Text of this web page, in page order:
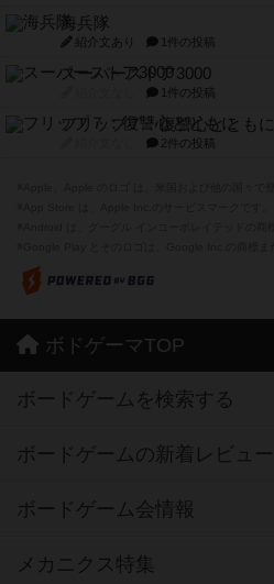
海兵隊
紹介文あり 1件の投稿
スーパーストア3000
1件の投稿
フリップ７：復讐心とともに
2件の投稿
ボドゲーマTOP
ボードゲームを検索する
ボードゲームの新着レビュー
ボードゲーム会情報
メカニクス特集